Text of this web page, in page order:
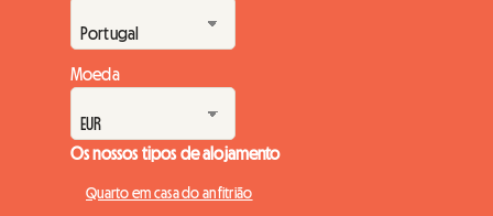
Moeda
Os nossos tipos de alojamento
Quarto em casa do anfitrião